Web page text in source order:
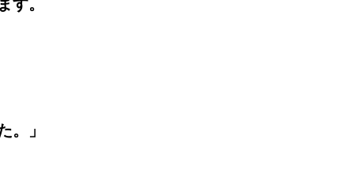
。
。」